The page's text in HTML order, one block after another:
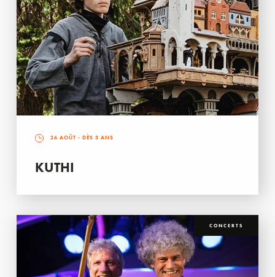
26 AOÛT - DÈS 3 ANS
KUTHI
CONCERTS